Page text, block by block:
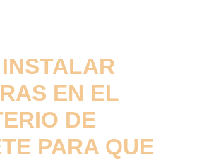
EN EL
DE
PARA QUE